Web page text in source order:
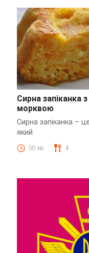
Сирна
Сирна запіканка
морквою
Сирна запіканка –
який
50 хв 4